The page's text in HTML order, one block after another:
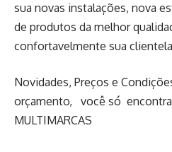
sua novas instalações, nova
de produtos da melhor
confortavelmente sua
Novidades, Preços e
orçamento, você só encontra
MULTIMARCAS